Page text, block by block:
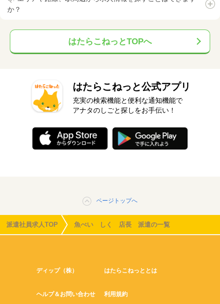
か？
はたらこねっとTOPへ
はたらこねっと公式アプリ
充実の検索機能と便利な通知機能で
アナタのしごと探しをお手伝い！
ページトップへ
派遣社員求人TOP 魚べい しく 店長 派遣の一覧
ディップ（株） はたらこねっととは
ヘルプ＆お問い合わせ 利用規約